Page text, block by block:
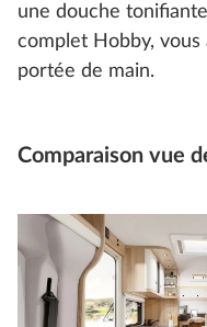
une douche
complet Hobby, vous
portée de main.
Comparaison vue
Sélectionnez le